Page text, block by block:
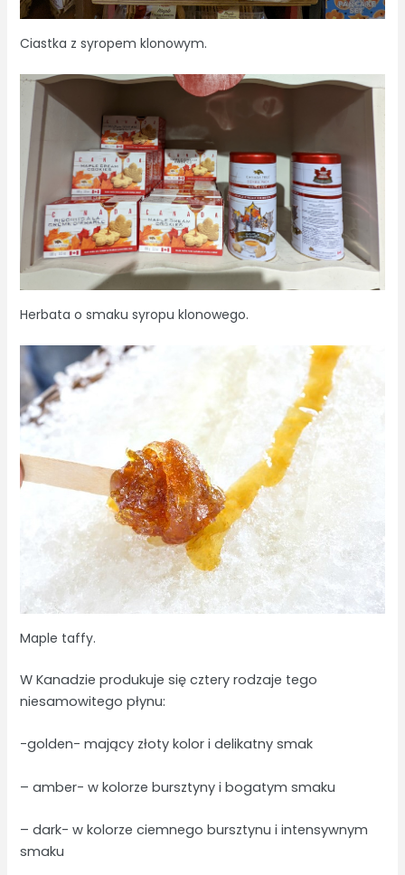
Ciastka z syropem klonowym.
Herbata o smaku syropu klonowego.
Maple taffy.
W Kanadzie produkuje się cztery rodzaje tego
niesamowitego płynu:
-golden- mający złoty kolor i delikatny smak
– amber- w kolorze bursztyny i bogatym smaku
– dark- w kolorze ciemnego bursztynu i intensywnym
smaku